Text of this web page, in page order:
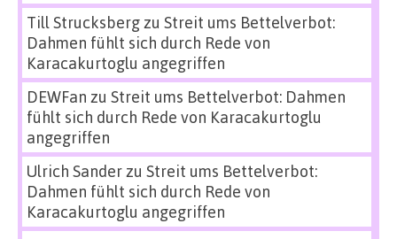
Till Strucksbergzu Streit ums Bettelverbot:
Dahmen fühlt sich durch Rede von
Karacakurtoglu angegriffen
DEWFan zu Streit ums Bettelverbot: Dahmen
fühlt sich durch Rede von Karacakurtoglu
angegriffen
Ulrich Sanderzu Streit ums Bettelverbot:
Dahmen fühlt sich durch Rede von
Karacakurtoglu angegriffen